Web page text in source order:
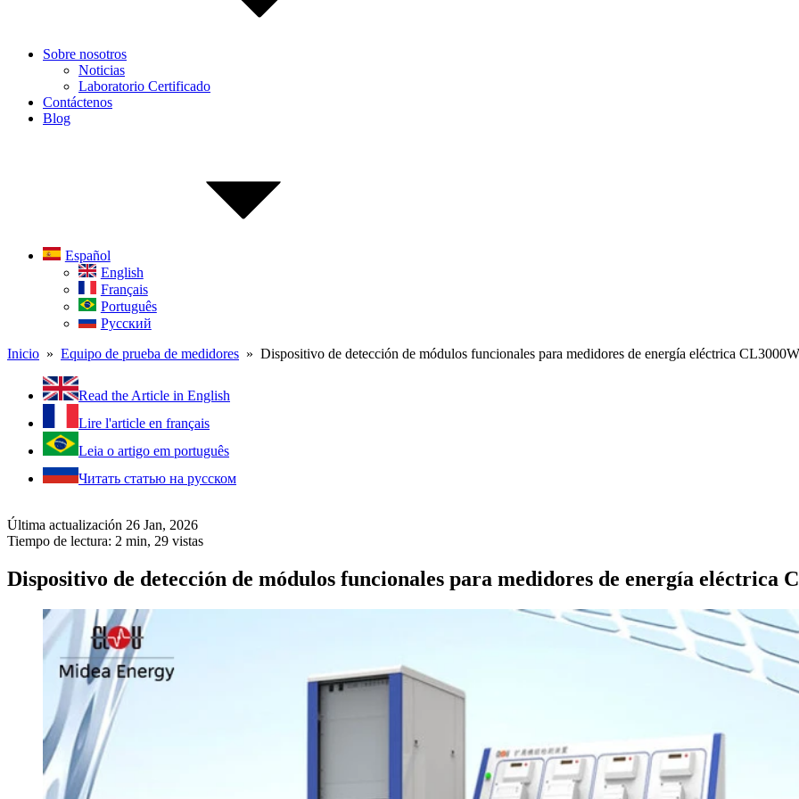
Sobre nosotros
Noticias
Laboratorio Certificado
Contáctenos
Blog
Español
English
Français
Português
Русский
Inicio » Equipo de prueba de medidores » Dispositivo de detección de módulos funcionales para medidores de energía eléctrica
Read the Article in English
Lire l'article en français
Leia o artigo em português
Читать статью на русском
Última actualización 26 Jan, 2026
Tiempo de lectura: 2 min, 29 vistas
Dispositivo de detección de módulos funcionales para medidores de energía eléctrica